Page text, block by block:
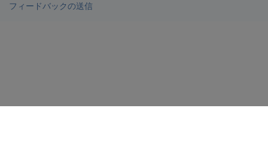
フィードバックの送信